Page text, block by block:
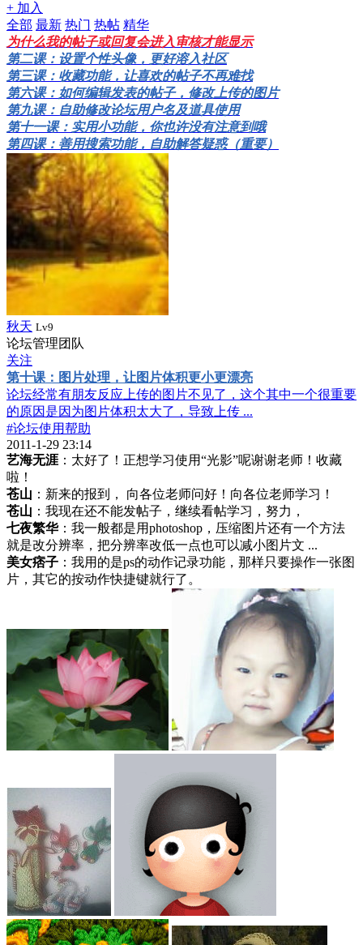
+ 加入
全部 最新 热门 热帖 精华
为什么我的帖子或回复会进入审核才能显示
第二课：设置个性头像，更好溶入社区
第三课：收藏功能，让喜欢的帖子不再难找
第六课：如何编辑发表的帖子，修改上传的图片
第九课：自助修改论坛用户名及道具使用
第十一课：实用小功能，你也许没有注意到哦
第四课：善用搜索功能，自助解答疑惑（重要）
秋天 Lv9
论坛管理团队
关注
第十课：图片处理，让图片体积更小更漂亮
论坛经常有朋友反应上传的图片不见了，这个其中一个很重要
的原因是因为图片体积太大了，导致上传 ...
#论坛使用帮助
2011-1-29 23:14
艺海无涯 ：太好了！正想学习使用“光影”呢谢谢老师！收藏
啦！
苍山 ：新来的报到， 向各位老师问好！向各位老师学习！
苍山 ：我现在还不能发帖子，继续看帖学习，努力，
七夜繁华：我一般都是用photoshop，压缩图片还有一个方法
就是改分辨率，把分辨率改低一点也可以减小图片文 ...
美女痞子 ：我用的是ps的动作记录功能，那样只要操作一张图
片，其它的按动作快捷键就行了。